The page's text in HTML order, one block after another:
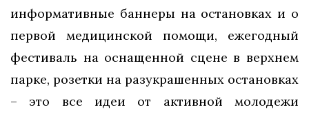
информативные баннеры на остановках и о
первой медицинской помощи, ежегодный
фестиваль на оснащенной сцене в верхнем
парке, розетки на разукрашенных остановках
– это все идеи от активной молодежи